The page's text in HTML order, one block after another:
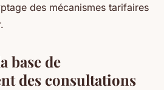
des mécanismes tarifaires
base de
des consultations